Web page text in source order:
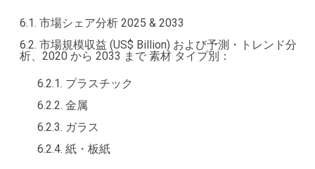
6.1. 市場シェア分析 2025 & 2033
6.2. 市場規模収益 (US$ Billion) および予測・トレンド分
析、2020 から 2033 まで 素材 タイプ別：
6.2.1. プラスチック
6.2.2. 金属
6.2.3. ガラス
6.2.4. 紙・板紙